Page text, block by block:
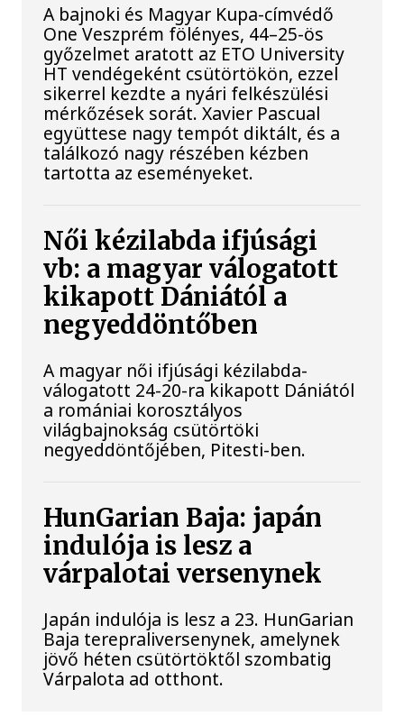
A bajnoki és Magyar Kupa-címvédő
One Veszprém fölényes, 44–25-ös
győzelmet aratott az ETO University
HT vendégeként csütörtökön, ezzel
sikerrel kezdte a nyári felkészülési
mérkőzések sorát. Xavier Pascual
együttese nagy tempót diktált, és a
találkozó nagy részében kézben
tartotta az eseményeket.
Női kézilabda ifjúsági
vb: a magyar válogatott
kikapott Dániától a
negyeddöntőben
A magyar női ifjúsági kézilabda-
válogatott 24-20-ra kikapott Dániától
a romániai korosztályos
világbajnokság csütörtöki
negyeddöntőjében, Pitesti-ben.
HunGarian Baja: japán
indulója is lesz a
várpalotai versenynek
Japán indulója is lesz a 23. HunGarian
Baja terepraliversenynek, amelynek
jövő héten csütörtöktől szombatig
Várpalota ad otthont.